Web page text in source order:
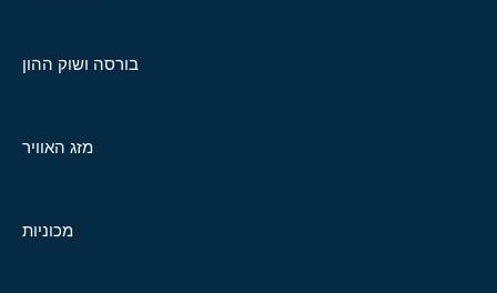
בורסה ושוק ההון
מזג האוויר
מכוניות